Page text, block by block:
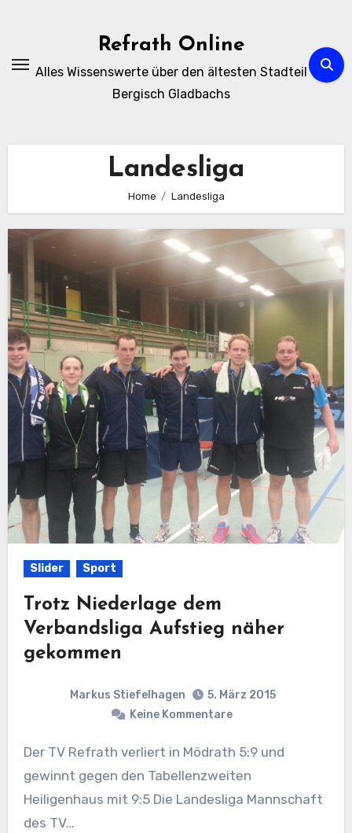
Refrath Online
Alles Wissenswerte über den ältesten Stadteil
Bergisch Gladbachs
Landesliga
Home Landesliga
Slider Sport
Trotz Niederlage dem
Verbandsliga Aufstieg näher
gekommen
Markus Stiefelhagen
5. März 2015
Keine Kommentare
Der TV Refrath verliert in Mödrath 5:9 und
gewinnt gegen den Tabellenzweiten
Heiligenhaus mit 9:5 Die Landesliga Mannschaft
des TV…